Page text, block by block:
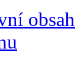
obsah